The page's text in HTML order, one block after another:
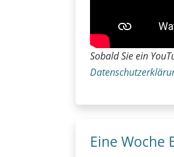
Sobald Sie ein
Eine Woche